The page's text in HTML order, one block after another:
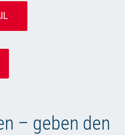
– geben den